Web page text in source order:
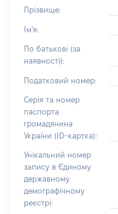
Прізвище:
Ім'я:
По батькові (за
наявності):
Податковий номер:
Серія та номер
паспорта
громадянина
України (ID-картка):
Унікальний номер
запису в Єдиному
державному
демографічному
реєстрі: